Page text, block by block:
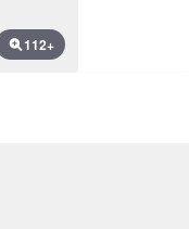
112+